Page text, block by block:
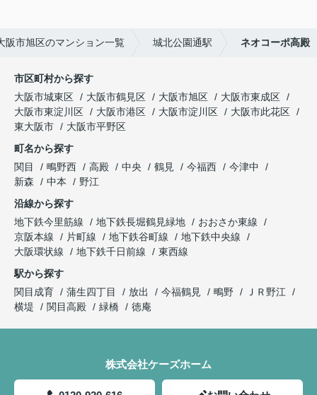
阪市旭区のマンション一覧 城北公園通駅 ネオコーポ高殿
市区町村から探す
大阪市城東区
大阪市鶴見区 大阪市旭区
大阪市東成区
大阪市東淀川区
大阪市港区 大阪市淀川区
大阪市此花区
東大阪市
大阪市平野区
町名から探す
関目
鴫野西 高殿 中央 鶴見 今福西
今津中
新森
中本
野江
沿線から探す
地下鉄今里筋線
地下鉄長堀鶴見緑地
おおさか東線
京阪本線
片町線 地下鉄谷町線
地下鉄中央線
大阪環状線
地下鉄千日前線
東西線
駅から探す
関目成育
蒲生四丁目 放出 今福鶴見 鴫野
ＪＲ野江
横堤
関目高殿 緑橋 徳庵
株式会社ケーズホーム